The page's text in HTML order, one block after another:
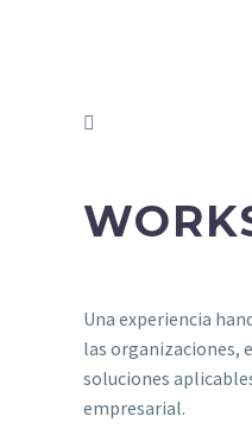
Una experiencia
las organizaciones,
soluciones
empresarial.